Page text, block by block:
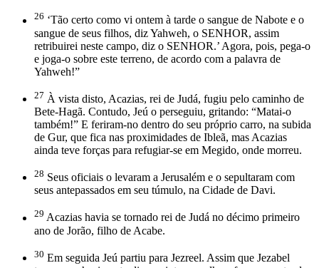
26 ‘Tão certo como vi ontem à tarde o sangue de Nabote e o
sangue de seus filhos, diz Yahweh, o SENHOR, assim
retribuirei neste campo, diz o SENHOR.’ Agora, pois, pega-o
e joga-o sobre este terreno, de acordo com a palavra de
Yahweh!”
27 À vista disto, Acazias, rei de Judá, fugiu pelo caminho de
Bete-Hagã. Contudo, Jeú o perseguiu, gritando: “Matai-o
também!” E feriram-no dentro do seu próprio carro, na subida
de Gur, que fica nas proximidades de Ibleã, mas Acazias
ainda teve forças para refugiar-se em Megido, onde morreu.
28 Seus oficiais o levaram a Jerusalém e o sepultaram com
seus antepassados em seu túmulo, na Cidade de Davi.
29 Acazias havia se tornado rei de Judá no décimo primeiro
ano de Jorão, filho de Acabe.
30 Em seguida Jeú partiu para Jezreel. Assim que Jezabel